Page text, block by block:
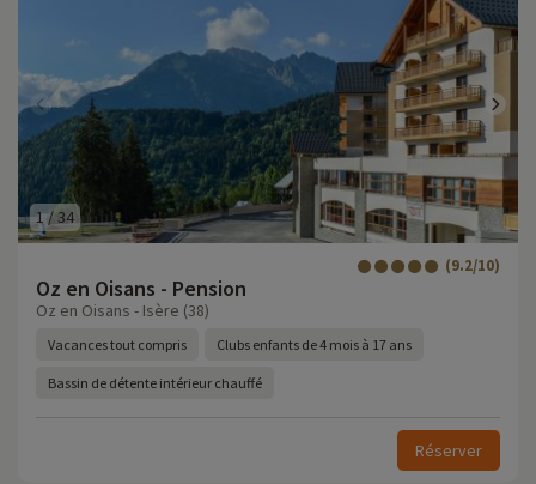
1/34
Oz en Oisans - Pension
(9.2/10)
Oz en Oisans - Isère (38)
Vacances tout compris Clubs enfants de 4 mois à 17 ans
Bassin de détente intérieur chauffé
Réserver